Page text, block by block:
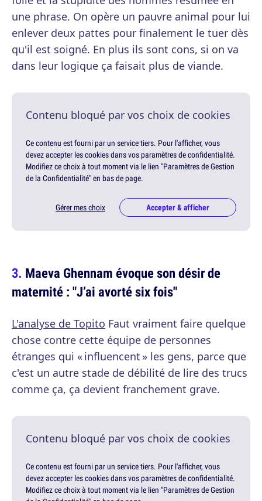
une phrase. On opère un pauvre animal pour lui
enlever deux pattes pour finalement le tuer dès
qu'il est soigné. En plus ils sont cons, si on va
dans leur logique ça faisait plus de viande.
Contenu bloqué par vos choix de cookies
Ce contenu est fourni par un service tiers. Pour l'afficher, vous
devez accepter les cookies dans vos paramètres de confidentialité.
Modifiez ce choix à tout moment via le lien "Paramètres de Gestion
de la Confidentialité" en bas de page.
Gérer mes choix Accepter & afficher
Maeva Ghennam évoque son désir de
maternité : "J’ai avorté six fois"
L'analyse de Topito Faut vraiment faire quelque
chose contre cette équipe de personnes
étranges qui « influencent » les gens, parce que
c'est un autre stade de débilité de lire des trucs
comme ça, ça devient franchement grave.
Contenu bloqué par vos choix de cookies
Ce contenu est fourni par un service tiers. Pour l'afficher, vous
devez accepter les cookies dans vos paramètres de confidentialité.
Modifiez ce choix à tout moment via le lien "Paramètres de Gestion